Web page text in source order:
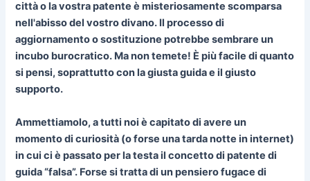
città o la vostra patente è misteriosamente scomparsa
nell'abisso del vostro divano. Il processo di
aggiornamento o sostituzione potrebbe sembrare un
incubo burocratico. Ma non temete! È più facile di quanto
si pensi, soprattutto con la giusta guida e il giusto
supporto.
Ammettiamolo, a tutti noi è capitato di avere un
momento di curiosità (o forse una tarda notte in internet)
in cui ci è passato per la testa il concetto di patente di
guida “falsa”. Forse si tratta di un pensiero fugace di